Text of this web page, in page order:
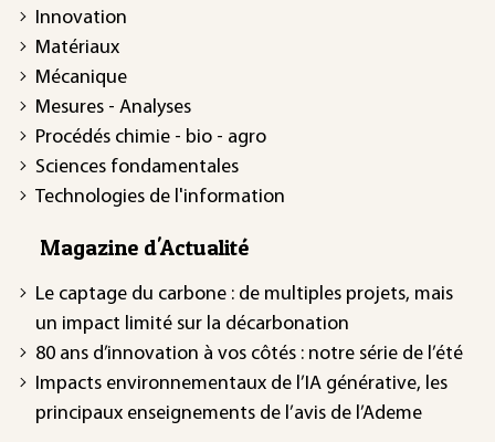
Innovation
Matériaux
Mécanique
Mesures - Analyses
Procédés chimie - bio - agro
Sciences fondamentales
Technologies de l'information
Magazine d'Actualité
Le captage du carbone : de multiples projets, mais
un impact limité sur la décarbonation
80 ans d’innovation à vos côtés : notre série de l’été
Impacts environnementaux de l’IA générative, les
principaux enseignements de l’avis de l’Ademe